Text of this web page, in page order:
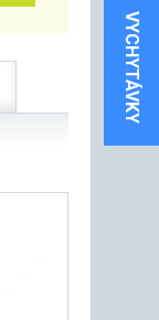
VYCHYTÁVKY